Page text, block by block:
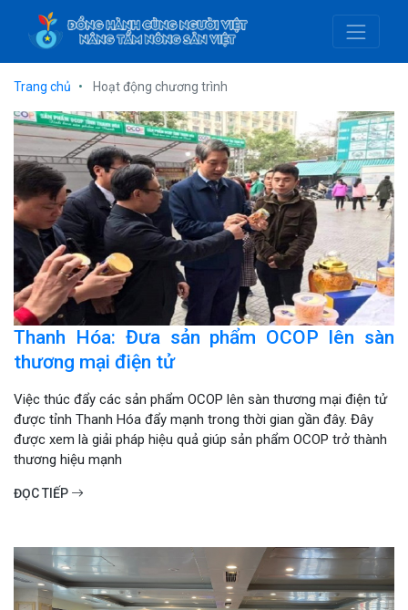
Trang chủ Hoạt động chương trình
Thanh Hóa: Đưa sản phẩm OCOP lên sàn
thương mại điện tử
Việc thúc đẩy các sản phẩm OCOP lên sàn thương mại điện tử
được tỉnh Thanh Hóa đẩy mạnh trong thời gian gần đây. Đây
được xem là giải pháp hiệu quả giúp sản phẩm OCOP trở thành
thương hiệu mạnh
ĐỌC TIẾP